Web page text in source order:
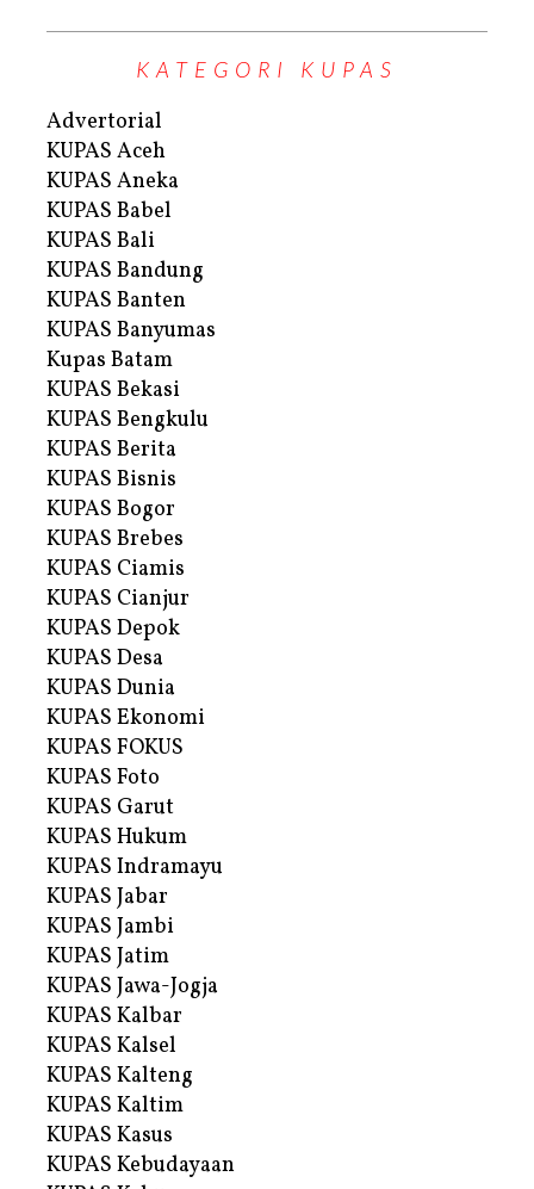
KATEGORI KUPAS
Advertorial
KUPAS Aceh
KUPAS Aneka
KUPAS Babel
KUPAS Bali
KUPAS Bandung
KUPAS Banten
KUPAS Banyumas
Kupas Batam
KUPAS Bekasi
KUPAS Bengkulu
KUPAS Berita
KUPAS Bisnis
KUPAS Bogor
KUPAS Brebes
KUPAS Ciamis
KUPAS Cianjur
KUPAS Depok
KUPAS Desa
KUPAS Dunia
KUPAS Ekonomi
KUPAS FOKUS
KUPAS Foto
KUPAS Garut
KUPAS Hukum
KUPAS Indramayu
KUPAS Jabar
KUPAS Jambi
KUPAS Jatim
KUPAS Jawa-Jogja
KUPAS Kalbar
KUPAS Kalsel
KUPAS Kalteng
KUPAS Kaltim
KUPAS Kasus
KUPAS Kebudayaan